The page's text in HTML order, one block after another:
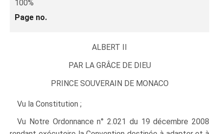
100%
Page no.
ALBERT II
PAR LA GRÂCE DE DIEU
PRINCE SOUVERAIN DE MONACO
Vu la Constitution ;
Vu Notre Ordonnance n° 2.021 du 19 décembre 2008